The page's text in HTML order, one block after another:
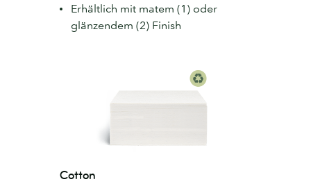
Erhältlich mit matem (1) oder
glänzendem (2) Finish
Cotton